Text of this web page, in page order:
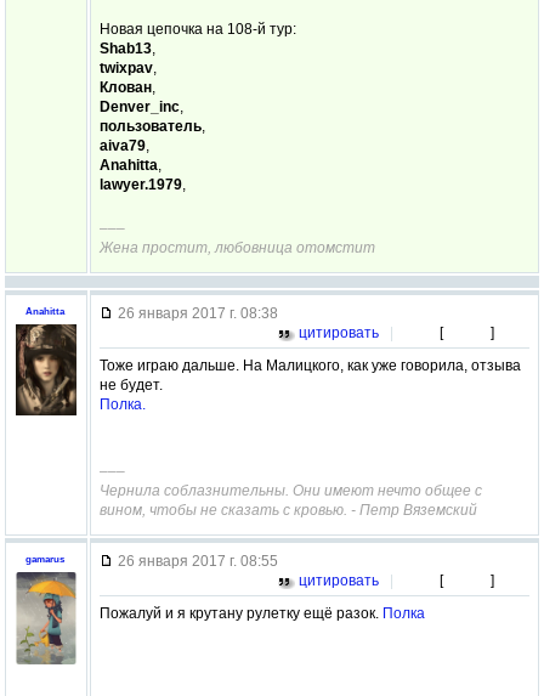
Новая цепочка на 108-й тур:
Shab13,
twixpav,
Клован,
Denver_inc,
пользователь,
aiva79,
Anahitta,
lawyer.1979,
–––
Жена простит, любовница отомстит
Anahitta
26 января 2017 г. 08:38
цитировать
| [
]
Тоже играю дальше. На Малицкого, как уже говорила, отзыва
не будет.
Полка.
–––
Чернила соблазнительны. Они имеют нечто общее с
вином, чтобы не сказать с кровью. - Петр Вяземский
gamarus
26 января 2017 г. 08:55
цитировать
| [
]
Пожалуй и я крутану рулетку ещё разок. Полка